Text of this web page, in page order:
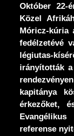
Október 22-
Közel
Móricz-kúria
fedélzetévé
légiutas-
irányították
kapitánya
érkezőket,
referense